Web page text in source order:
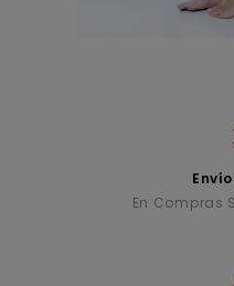
En Compras